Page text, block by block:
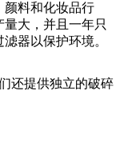
颜料和化妆品行
大，并且一年只
器以保护环境。
还提供独立的破碎